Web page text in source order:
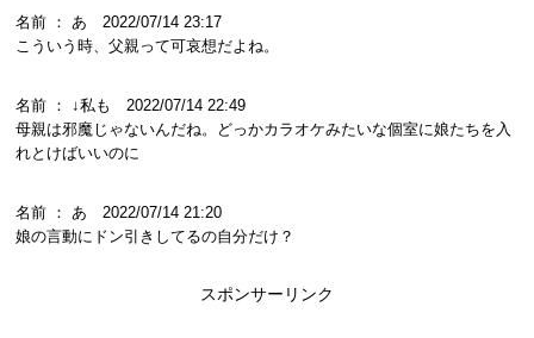
名前 ： あ 2022/07/14 23:17
こういう時、父親って可哀想だよね。
名前 ： ↓私も 2022/07/14 22:49
母親は邪魔じゃないんだね。どっかカラオケみたいな個室に娘たちを入
れとけばいいのに
名前 ： あ 2022/07/14 21:20
娘の言動にドン引きしてるの自分だけ？
スポンサーリンク